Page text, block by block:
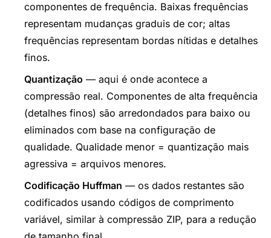
componentes de frequência. Baixas frequências
representam mudanças graduis de cor; altas
frequências representam bordas nítidas e detalhes
finos.
Quantização — aqui é onde acontece a
compressão real. Componentes de alta frequência
(detalhes finos) são arredondados para baixo ou
eliminados com base na configuração de
qualidade. Qualidade menor = quantização mais
agressiva = arquivos menores.
Codificação Huffman — os dados restantes são
codificados usando códigos de comprimento
variável, similar à compressão ZIP, para a redução